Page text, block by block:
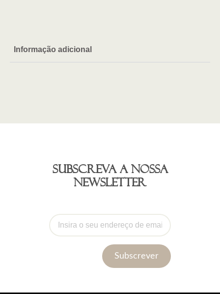
Informação adicional
Subscreva a nossa
newsletter
Subscrever